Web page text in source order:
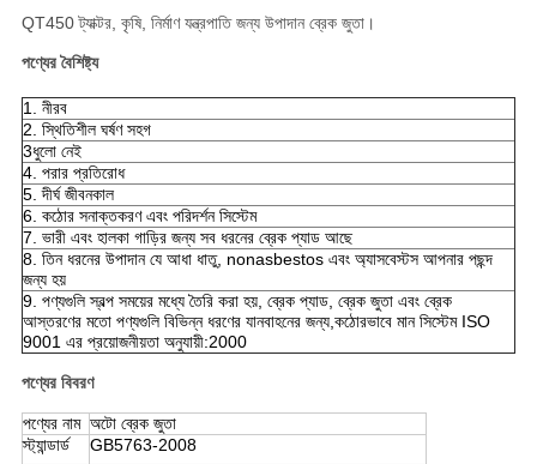
QT450 ট্যাক্টর, কৃষি, নির্মাণ যন্ত্রপাতি জন্য উপাদান ব্রেক জুতা।
পণ্যের বৈশিষ্ট্য
1. নীরব
2. স্থিতিশীল ঘর্ষণ সহগ
3ধুলো নেই
4. পরার প্রতিরোধ
5. দীর্ঘ জীবনকাল
6. কঠোর সনাক্তকরণ এবং পরিদর্শন সিস্টেম
7. ভারী এবং হালকা গাড়ির জন্য সব ধরনের ব্রেক প্যাড আছে
8. তিন ধরনের উপাদান যে আধা ধাতু, nonasbestos এবং অ্যাসবেস্টস আপনার পছন্দ
জন্য হয়
9. পণ্যগুলি স্বল্প সময়ের মধ্যে তৈরি করা হয়, ব্রেক প্যাড, ব্রেক জুতা এবং ব্রেক
আস্তরণের মতো পণ্যগুলি বিভিন্ন ধরণের যানবাহনের জন্য,কঠোরভাবে মান সিস্টেম ISO
9001 এর প্রয়োজনীয়তা অনুযায়ী:2000
পণ্যের বিবরণ
পণ্যের নাম অটো ব্রেক জুতা
স্ট্যান্ডার্ড
GB5763-2008